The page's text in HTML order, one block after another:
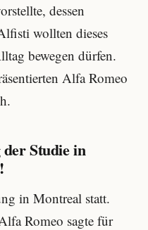
dessen
wollten dieses
bewegen dürfen.
Alfa Romeo
Studie in
in Montreal statt.
Romeo sagte für